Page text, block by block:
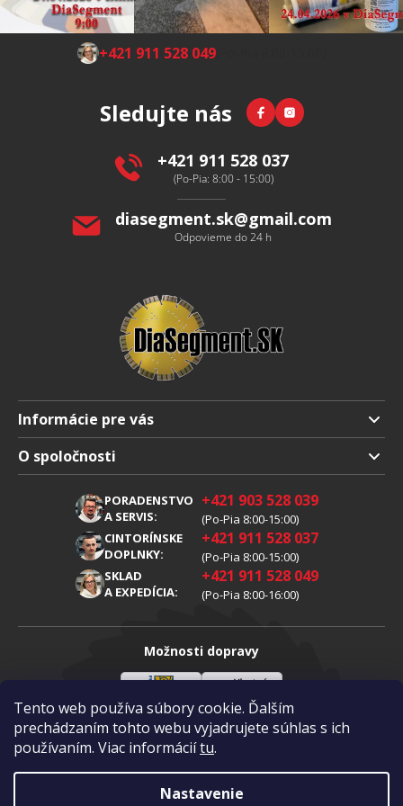
Tento web používa súbory cookie. Ďalším
prechádzaním tohto webu vyjadrujete súhlas s ich
používaním. Viac informáciítu.
Nastavenie
Z +421 911 528 049(Po-Pia 8:00-15:00)
Sledujte nás Facebook
Instagram
+421 911 528 037
(Po-Pia: 8:00 - 15:00)
diasegment.sk@gmail.com
Odpovieme do 24 h
Informácie pre vás
Doprava a platba
Obchodné podmienky
Reklamácia
Spracovanie osobných údajov
O spoločnosti
PORADENSTVO
A SERVIS:
+421 903 528 039
(Po-Pia 8:00-15:00)
CINTORÍNSKE
DOPLNKY:
+421 911 528 037
(Po-Pia 8:00-15:00)
SKLAD
A EXPEDÍCIA:
+421 911 528 049
(Po-Pia 8:00-16:00)
Možnosti dopravy
Sloveenská
pošta
Vlastná
doprava
Možnosti platby
Visa Mastercard Dobierka